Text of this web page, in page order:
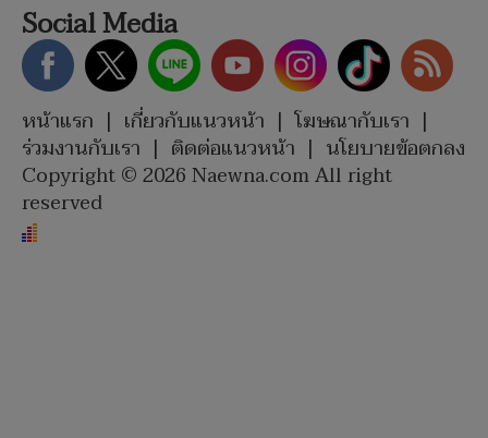
Social Media
หน้าแรก | เกี่ยวกับแนวหน้า | โฆษณากับเรา |
ร่วมงานกับเรา | ติดต่อแนวหน้า | นโยบายข้อตกลง
Copyright © 2026 Naewna.com All right
reserved